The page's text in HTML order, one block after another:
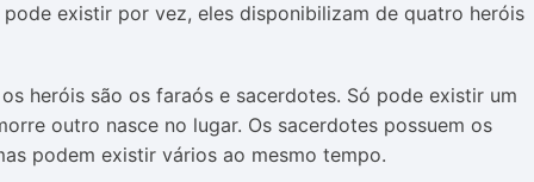
existir por vez, eles disponibilizam de quatro heróis
heróis são os faraós e sacerdotes. Só pode existir um
outro nasce no lugar. Os sacerdotes possuem os
podem existir vários ao mesmo tempo.